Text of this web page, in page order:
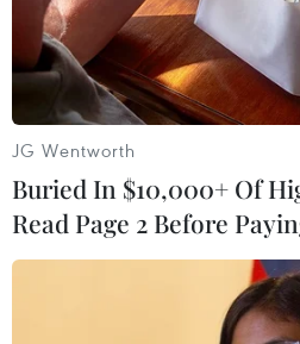
Theo dõi VietnamPlus
JG Wentworth
Buried In $10,000+ Of
Read Page 2 Before